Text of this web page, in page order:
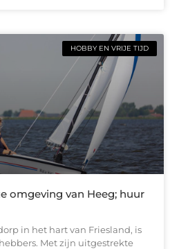
HOBBY EN VRIJE TIJD
omgeving van Heeg; huur
in het hart van Friesland, is
Met zijn uitgestrekte